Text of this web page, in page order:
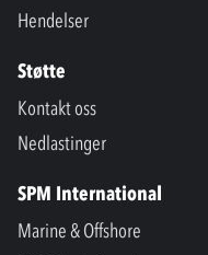
Hendelser
Støtte
Kontakt oss
Nedlastinger
SPM International
Marine & Offshore